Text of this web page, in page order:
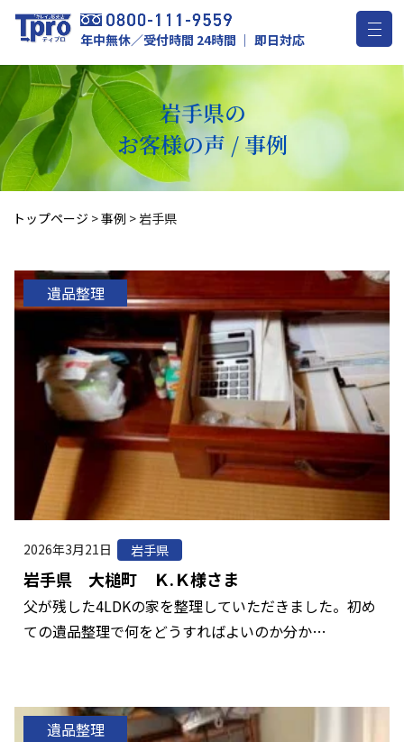
年中無休／受付時間 24時間 ｜ 即日対応
岩手県の
お客様の声 / 事例
トップページ >事例 >岩手県
遺品整理
2026年3月21日 岩手県
岩手県 大槌町 Ｋ.Ｋ様さま
父が残した4LDKの家を整理していただきました。初め
ての遺品整理で何をどうすればよいのか分か…
遺品整理